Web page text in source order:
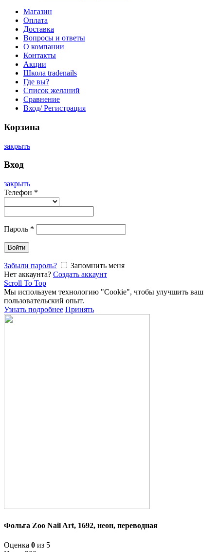
Магазин
Оплата
Доставка
Вопросы и ответы
О компании
Контакты
Акции
Школа tradenails
Где вы?
Список желаний
Сравнение
Вход/ Регистрация
Корзина
закрыть
Вход
закрыть
Телефон *
Пароль *
Войти
Забыли пароль?
Запомнить меня
Нет аккаунта? Создать аккаунт
Scroll To Top
Мы используем технологию "Cookie", чтобы улучшить ваш
пользовательский опыт.
Узнать подробнее Принять
Фольга Zoo Nail Art, 1692, неон, переводная
Оценка 0 из 5